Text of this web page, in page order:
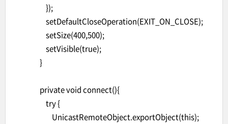
});
setDefaultCloseOperation(EXIT_ON_CLOSE);
setSize(400,500);
setVisible(true);
}
private void connect(){
try {
UnicastRemoteObject.exportObject(this);